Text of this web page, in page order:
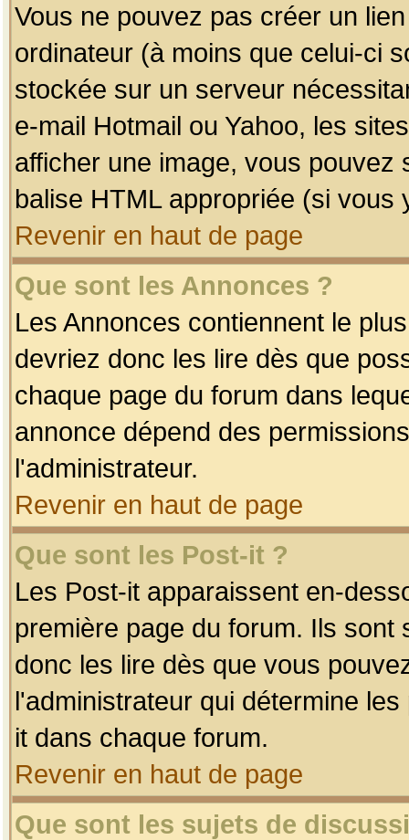
Vous ne pouvez pas créer un
ordinateur (à moins que celui-ci
stockée sur un serveur
e-mail Hotmail ou Yahoo, les
afficher une image, vous pouvez
balise HTML appropriée (si vous
Revenir en haut de page
Que sont les Annonces ?
Les Annonces contiennent le
devriez donc les lire dès que
chaque page du forum dans
annonce dépend des
l'administrateur.
Revenir en haut de page
Que sont les Post-it ?
Les Post-it apparaissent en-
première page du forum. Ils
donc les lire dès que vous
l'administrateur qui détermine
it dans chaque forum.
Revenir en haut de page
Que sont les sujets de